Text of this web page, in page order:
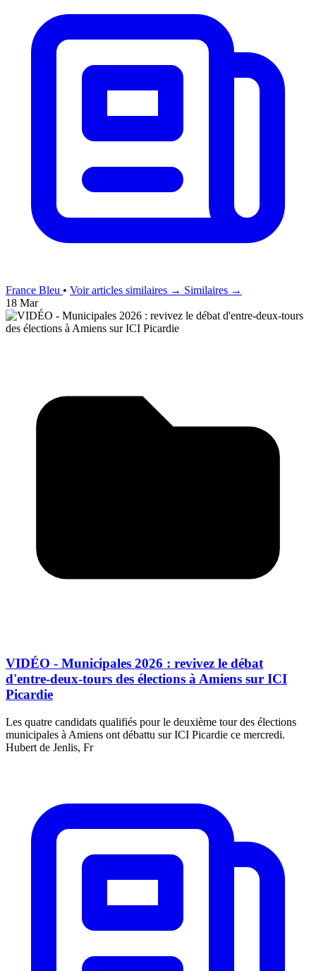
France Bleu • Voir articles similaires → Similaires →
18 Mar
VIDÉO - Municipales 2026 : revivez le débat
d'entre-deux-tours des élections à Amiens sur ICI
Picardie
Les quatre candidats qualifiés pour le deuxième tour des élections
municipales à Amiens ont débattu sur ICI Picardie ce mercredi.
Hubert de Jenlis, Fr